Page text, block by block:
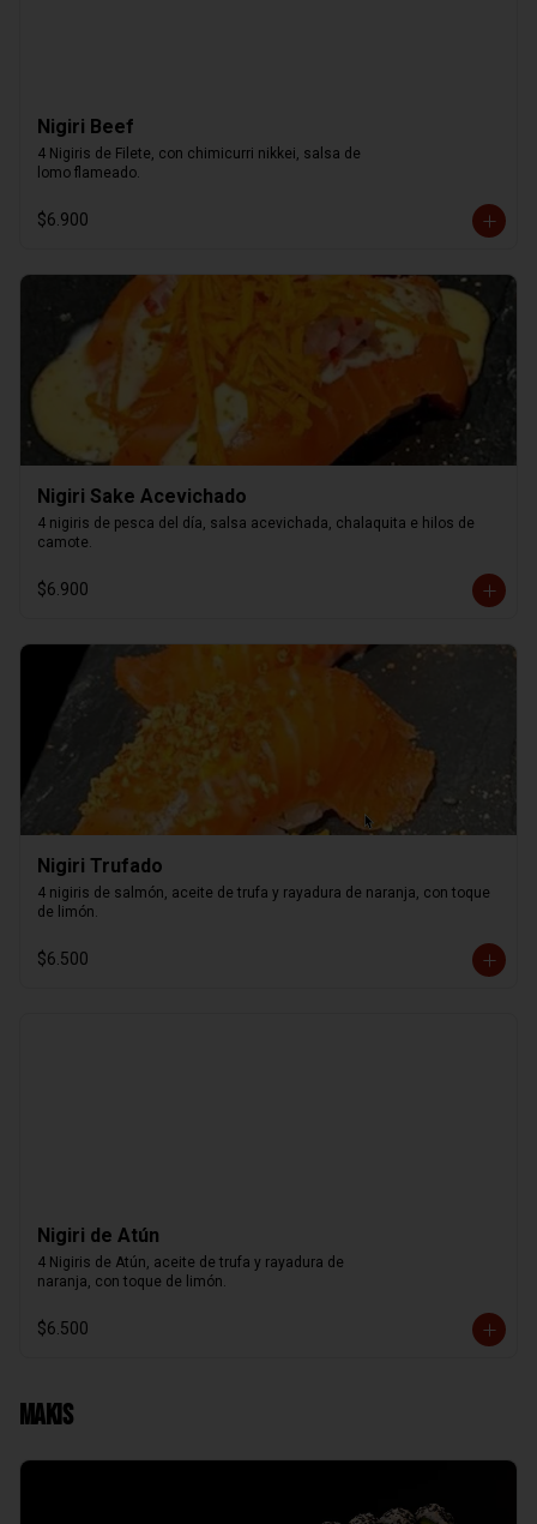
Nigiri Beef
4 Nigiris de Filete, con chimicurri nikkei, salsa de
lomo flameado.
$6.900
Nigiri Sake Acevichado
4 nigiris de pesca del día, salsa acevichada, chalaquita e hilos de
camote.
$6.900
Nigiri Trufado
4 nigiris de salmón, aceite de trufa y rayadura de naranja, con toque
de limón.
$6.500
Nigiri de Atún
4 Nigiris de Atún, aceite de trufa y rayadura de
naranja, con toque de limón.
$6.500
Makis